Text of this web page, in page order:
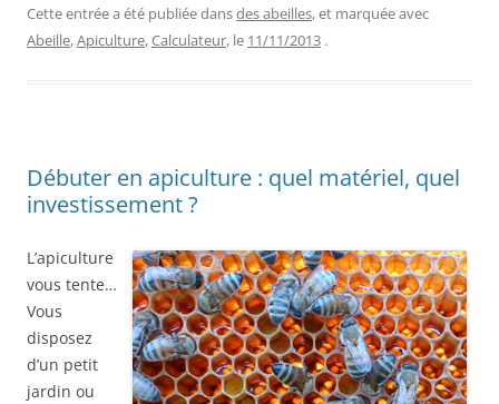
Cette entrée a été publiée dansdes abeilles, et marquée avec
Abeille,Apiculture,Calculateur, le 11/11/2013 .
Débuter en apiculture : quel matériel, quel
investissement ?
L’apiculture
vous tente…
Vous
disposez
d’un petit
jardin ou